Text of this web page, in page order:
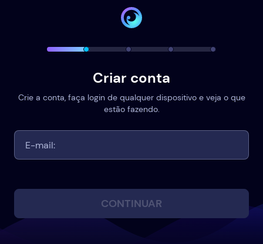
Criar conta
Crie a conta, faça login de qualquer dispositivo e veja o que
estão fazendo.
CONTINUAR